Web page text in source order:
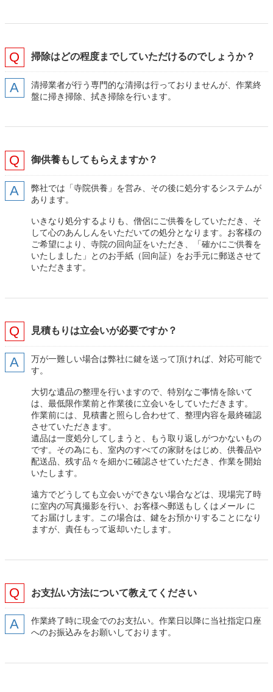
掃除はどの程度までしていただけるのでしょうか？
清掃業者が行う専門的な清掃は行っておりませんが、作業終
盤に掃き掃除、拭き掃除を行います。
御供養もしてもらえますか？
弊社では「寺院供養」を営み、その後に処分するシステムが
あります。
いきなり処分するよりも、僧侶にご供養をしていただき、そ
して心のあんしんをいただいての処分となります。お客様の
ご希望により、寺院の回向証をいただき、「確かにご供養を
いたしました」とのお手紙（回向証）をお手元に郵送させて
いただきます。
見積もりは立会いが必要ですか？
万が一難しい場合は弊社に鍵を送って頂ければ、対応可能で
す。
大切な遺品の整理を行いますので、特別なご事情を除いて
は、最低限作業前と作業後に立会いをしていただきます。
作業前には、見積書と照らし合わせて、整理内容を最終確認
させていただきます。
遺品は一度処分してしまうと、もう取り返しがつかないもの
です。その為にも、室内のすべての家財をはじめ、供養品や
配送品、残す品々を細かに確認させていただき、作業を開始
いたします。
遠方でどうしても立会いができない場合などは、現場完了時
に室内の写真撮影を行い、お客様へ郵送もしくはメール に
てお届けします。この場合は、鍵をお預かりすることになり
ますが、責任もって返却いたします。
お支払い方法について教えてください
作業終了時に現金でのお支払い。作業日以降に当社指定口座
へのお振込みをお願いしております。